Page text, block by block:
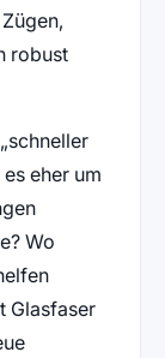
robust
eher um
Wo
Glasfaser